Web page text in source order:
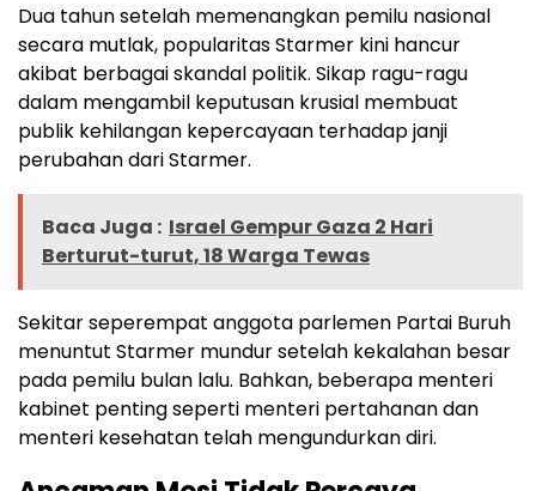
Dua tahun setelah memenangkan pemilu nasional
secara mutlak, popularitas Starmer kini hancur
akibat berbagai skandal politik. Sikap ragu-ragu
dalam mengambil keputusan krusial membuat
publik kehilangan kepercayaan terhadap janji
perubahan dari Starmer.
Baca Juga : Israel Gempur Gaza 2 Hari
Berturut-turut, 18 Warga Tewas
Sekitar seperempat anggota parlemen Partai Buruh
menuntut Starmer mundur setelah kekalahan besar
pada pemilu bulan lalu. Bahkan, beberapa menteri
kabinet penting seperti menteri pertahanan dan
menteri kesehatan telah mengundurkan diri.